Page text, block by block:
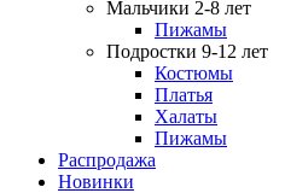
Мальчики 2-8 лет
Пижамы
Подростки 9-12 лет
Костюмы
Платья
Халаты
Пижамы
Распродажа
Новинки